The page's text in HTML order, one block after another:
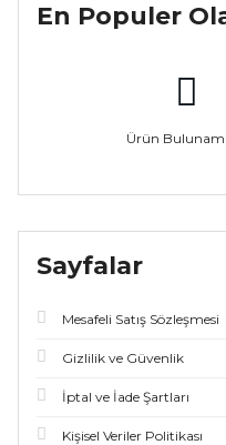
En Populer
Ürün
Sayfalar
Mesafeli Satış Sözleşmesi
Gizlilik ve Güvenlik
İptal ve İade Şartları
Kişisel Veriler Politikası